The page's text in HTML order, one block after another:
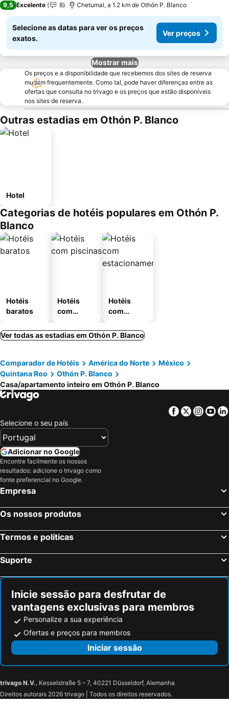
9,5 Excelente 8 Chetumal, a 1.2 km de Othón P. Blanco
Selecione as datas para ver os preços
exatos.
Ver preços
Mostrar mais
Os preços e a disponibilidade que recebemos dos sites de reserva
mudam frequentemente. Como tal, pode haver diferenças entre as
ofertas que consulta no trivago e os preços que estão disponíveis
nos sites de reserva.
Outras estadias em Othón P. Blanco
Hotel
Categorias de hotéis populares em Othón P.
Blanco
Hotéis
baratos
Hotéis
com
Hotéis
com
mento
Ver todas as estadias em Othón P. Blanco
Comparador de Hotéis América do Norte
México
Quintana Roo
Othón P. Blanco
Casa/apartamento inteiro em Othón P. Blanco
Facebook
Twitter
Selecione o seu país
Adicionar no Google
Encontre facilmente os nossos
resultados: adicione o trivago como
fonte preferencial no Google.
Empresa
Os nossos produtos
Termos e políticas
Suporte
Inicie sessão para desfrutar de
vantagens exclusivas para membros
Personalize a sua experiência
Ofertas e preços para membros
Iniciar sessão
trivago N.V., Kesselstraße 5 – 7, 40221 Düsseldorf, Alemanha
Direitos autorais 2026 trivago | Todos os direitos reservados.